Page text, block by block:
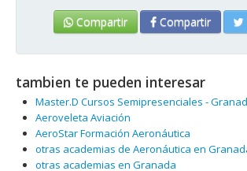
occidental y/o cualquier otra lengua oriental
valorados.
• EDAD.- Mínimo 18. El máximo ronda 35
incluso eliminar el límite de edad máximo, que
implantado en USA, Reino Unido y algunos
• ALTURA MÍNIMA.- Mujeres: sobre los 1,57 m.
1,68 m.
• SALUD.- Superar satisfactoriamente el CIMA
(reconocimiento médico periódico), a saber:
Compartir Compartir
tambien te pueden interesar
Master.D Cursos Semipresenciales -
Aeroveleta Aviación
AeroStar Formación Aeronáutica
otras academias de Aeronáutica en
otras academias en Granada